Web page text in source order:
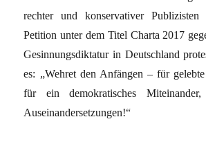
rechter und konservativer
Petition unter dem Titel Charta 2017
Gesinnungsdiktatur in Deutschland
es: „Wehret den Anfängen – für
für ein demokratisches
Auseinandersetzungen!“